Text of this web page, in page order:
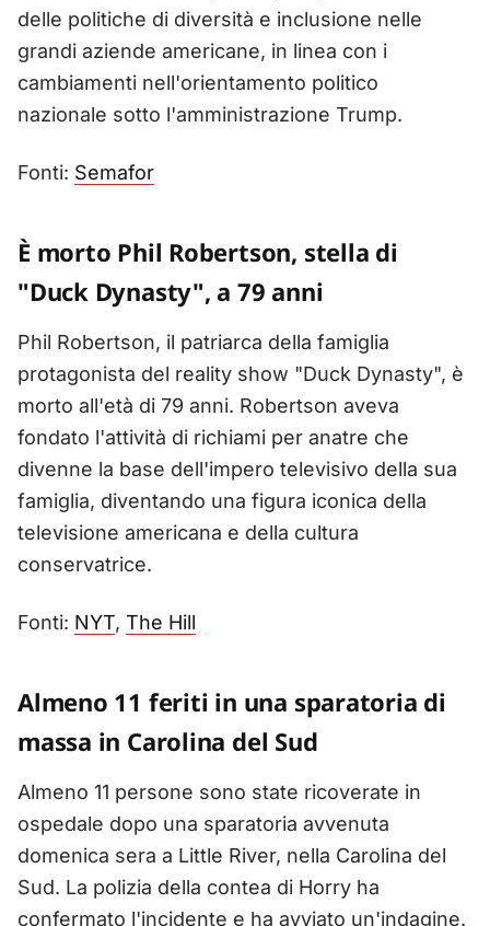
delle politiche di diversità e inclusione nelle
grandi aziende americane, in linea con i
cambiamenti nell'orientamento politico
nazionale sotto l'amministrazione Trump.
Fonti: Semafor
È morto Phil Robertson, stella di
"Duck Dynasty", a 79 anni
Phil Robertson, il patriarca della famiglia
protagonista del reality show "Duck Dynasty", è
morto all'età di 79 anni. Robertson aveva
fondato l'attività di richiami per anatre che
divenne la base dell'impero televisivo della sua
famiglia, diventando una figura iconica della
televisione americana e della cultura
conservatrice.
Fonti: NYT, The Hill
Almeno 11 feriti in una sparatoria di
massa in Carolina del Sud
Almeno 11 persone sono state ricoverate in
ospedale dopo una sparatoria avvenuta
domenica sera a Little River, nella Carolina del
Sud. La polizia della contea di Horry ha
confermato l'incidente e ha avviato un'indagine.